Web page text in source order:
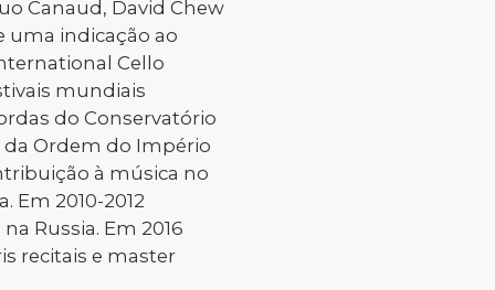
Canaud, David Chew
uma indicação ao
Cello
mundiais
do Conservatório
da Ordem do Império
à música no
Em 2010-2012
Russia. Em 2016
recitais e master